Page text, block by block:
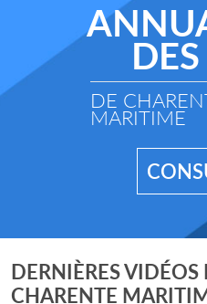
DE
MARITIME
DERNIÈRES VIDÉOS
CHARENTE